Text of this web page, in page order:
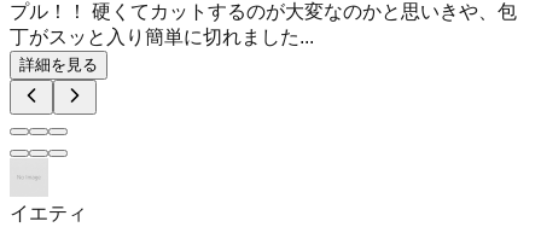
プル！！ 硬くてカットするのが大変なのかと思いきや、包
丁がスッと入り簡単に切れました...
詳細を見る
イエティ